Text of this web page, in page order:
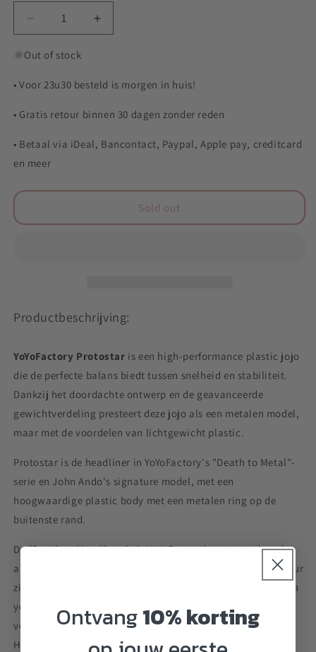
or
unavailable
out
or
unavailable
Decrease
quantity
for
Protostar
Increase
quantity
Protostar
Out of stock
• Voor 23u30 besteld is morgen in huis!
• Gratis retour binnen 30 dagen zonder reden
• Betaal via iDeal, Bancontact, Paypal, Apple pay, creditcard
en meer
Sold out
Productbeschrijving:
YoYoFactory Protostar is een high-performance plastic jojo
die de perfecte balans biedt tussen snelheid en stabiliteit.
Dankzij het doordachte ontwerp en de geavanceerde
gewichtverdeling presteert deze jojo als een metalen model,
maar met de voordelen van lichtgewicht plastic.
Protostar is de headliner in YoYoFactory's "Death to Metal"-
serie en John Ando's signature model, met een
hoogwaardige plastic body met een metalen ring op de
buitenste rand.
De "Death to Metal"-serie is YoYoFactory's antwoord op de
algemene overtuiging dat volledig metalen yo-yo's superieur
zijn; met hoogwaardige plastic yo-yo's die volledig metalen
yo-yo's evenaren of zelfs overtreffen. De Protostar staat
voorop in deze strijd en blijkt een sterke kanshebber te zijn.
Het
Ontvang10% korting